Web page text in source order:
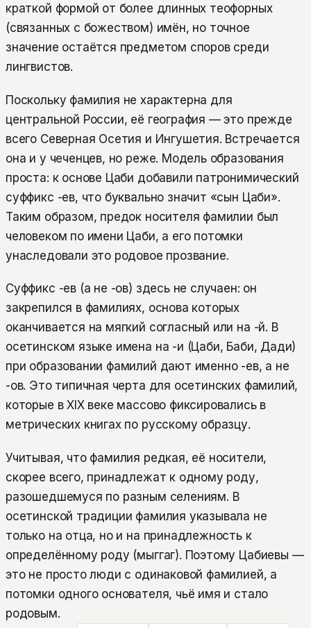
краткой формой от более длинных теофорных
(связанных с божеством) имён, но точное
значение остаётся предметом споров среди
лингвистов.
Поскольку фамилия не характерна для
центральной России, её география — это прежде
всего Северная Осетия и Ингушетия. Встречается
она и у чеченцев, но реже. Модель образования
проста: к основе Цаби добавили патронимический
суффикс -ев, что буквально значит «сын Цаби».
Таким образом, предок носителя фамилии был
человеком по имени Цаби, а его потомки
унаследовали это родовое прозвание.
Суффикс -ев (а не -ов) здесь не случаен: он
закрепился в фамилиях, основа которых
оканчивается на мягкий согласный или на -й. В
осетинском языке имена на -и (Цаби, Баби, Дади)
при образовании фамилий дают именно -ев, а не
-ов. Это типичная черта для осетинских фамилий,
которые в XIX веке массово фиксировались в
метрических книгах по русскому образцу.
Учитывая, что фамилия редкая, её носители,
скорее всего, принадлежат к одному роду,
разошедшемуся по разным селениям. В
осетинской традиции фамилия указывала не
только на отца, но и на принадлежность к
определённому роду (мыггаг). Поэтому Цабиевы —
это не просто люди с одинаковой фамилией, а
потомки одного основателя, чьё имя и стало
родовым.